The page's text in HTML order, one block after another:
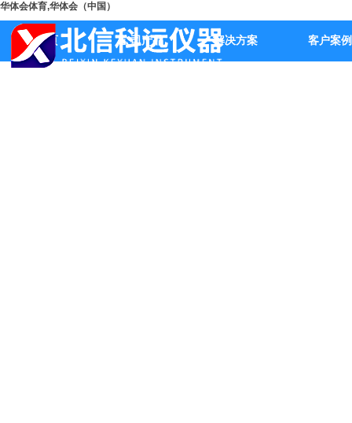
华体会体育,华体会（中国）
首页 公司产品 解决方案 客户案例